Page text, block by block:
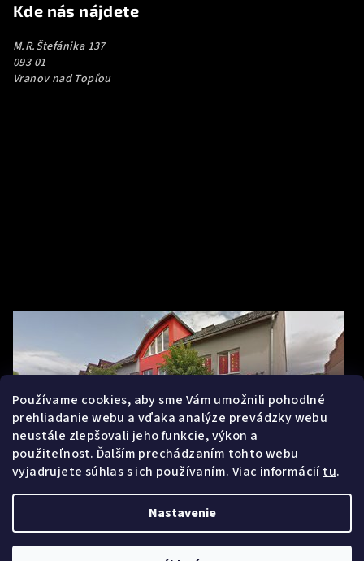
Používame cookies, aby sme Vám umožnili pohodlné
prehliadanie webu a vďaka analýze prevádzky webu
neustále zlepšovali jeho funkcie, výkon a
použiteľnosť. Ďalším prechádzaním tohto webu
vyjadrujete súhlas s ich používaním. Viac informáciítu.
Nastavenie
Kde nás nájdete
M.R.Štefánika 137
093 01
Vranov nad Topľou